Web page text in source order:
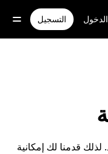
التسجيل
قدمنا لك إمكانية